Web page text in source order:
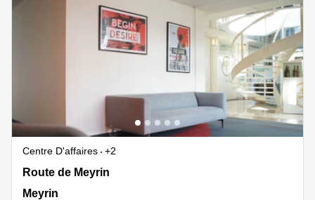
Centre D'affaires
+2
Route de Meyrin 267, Meyrin
Route de Meyrin
Meyrin